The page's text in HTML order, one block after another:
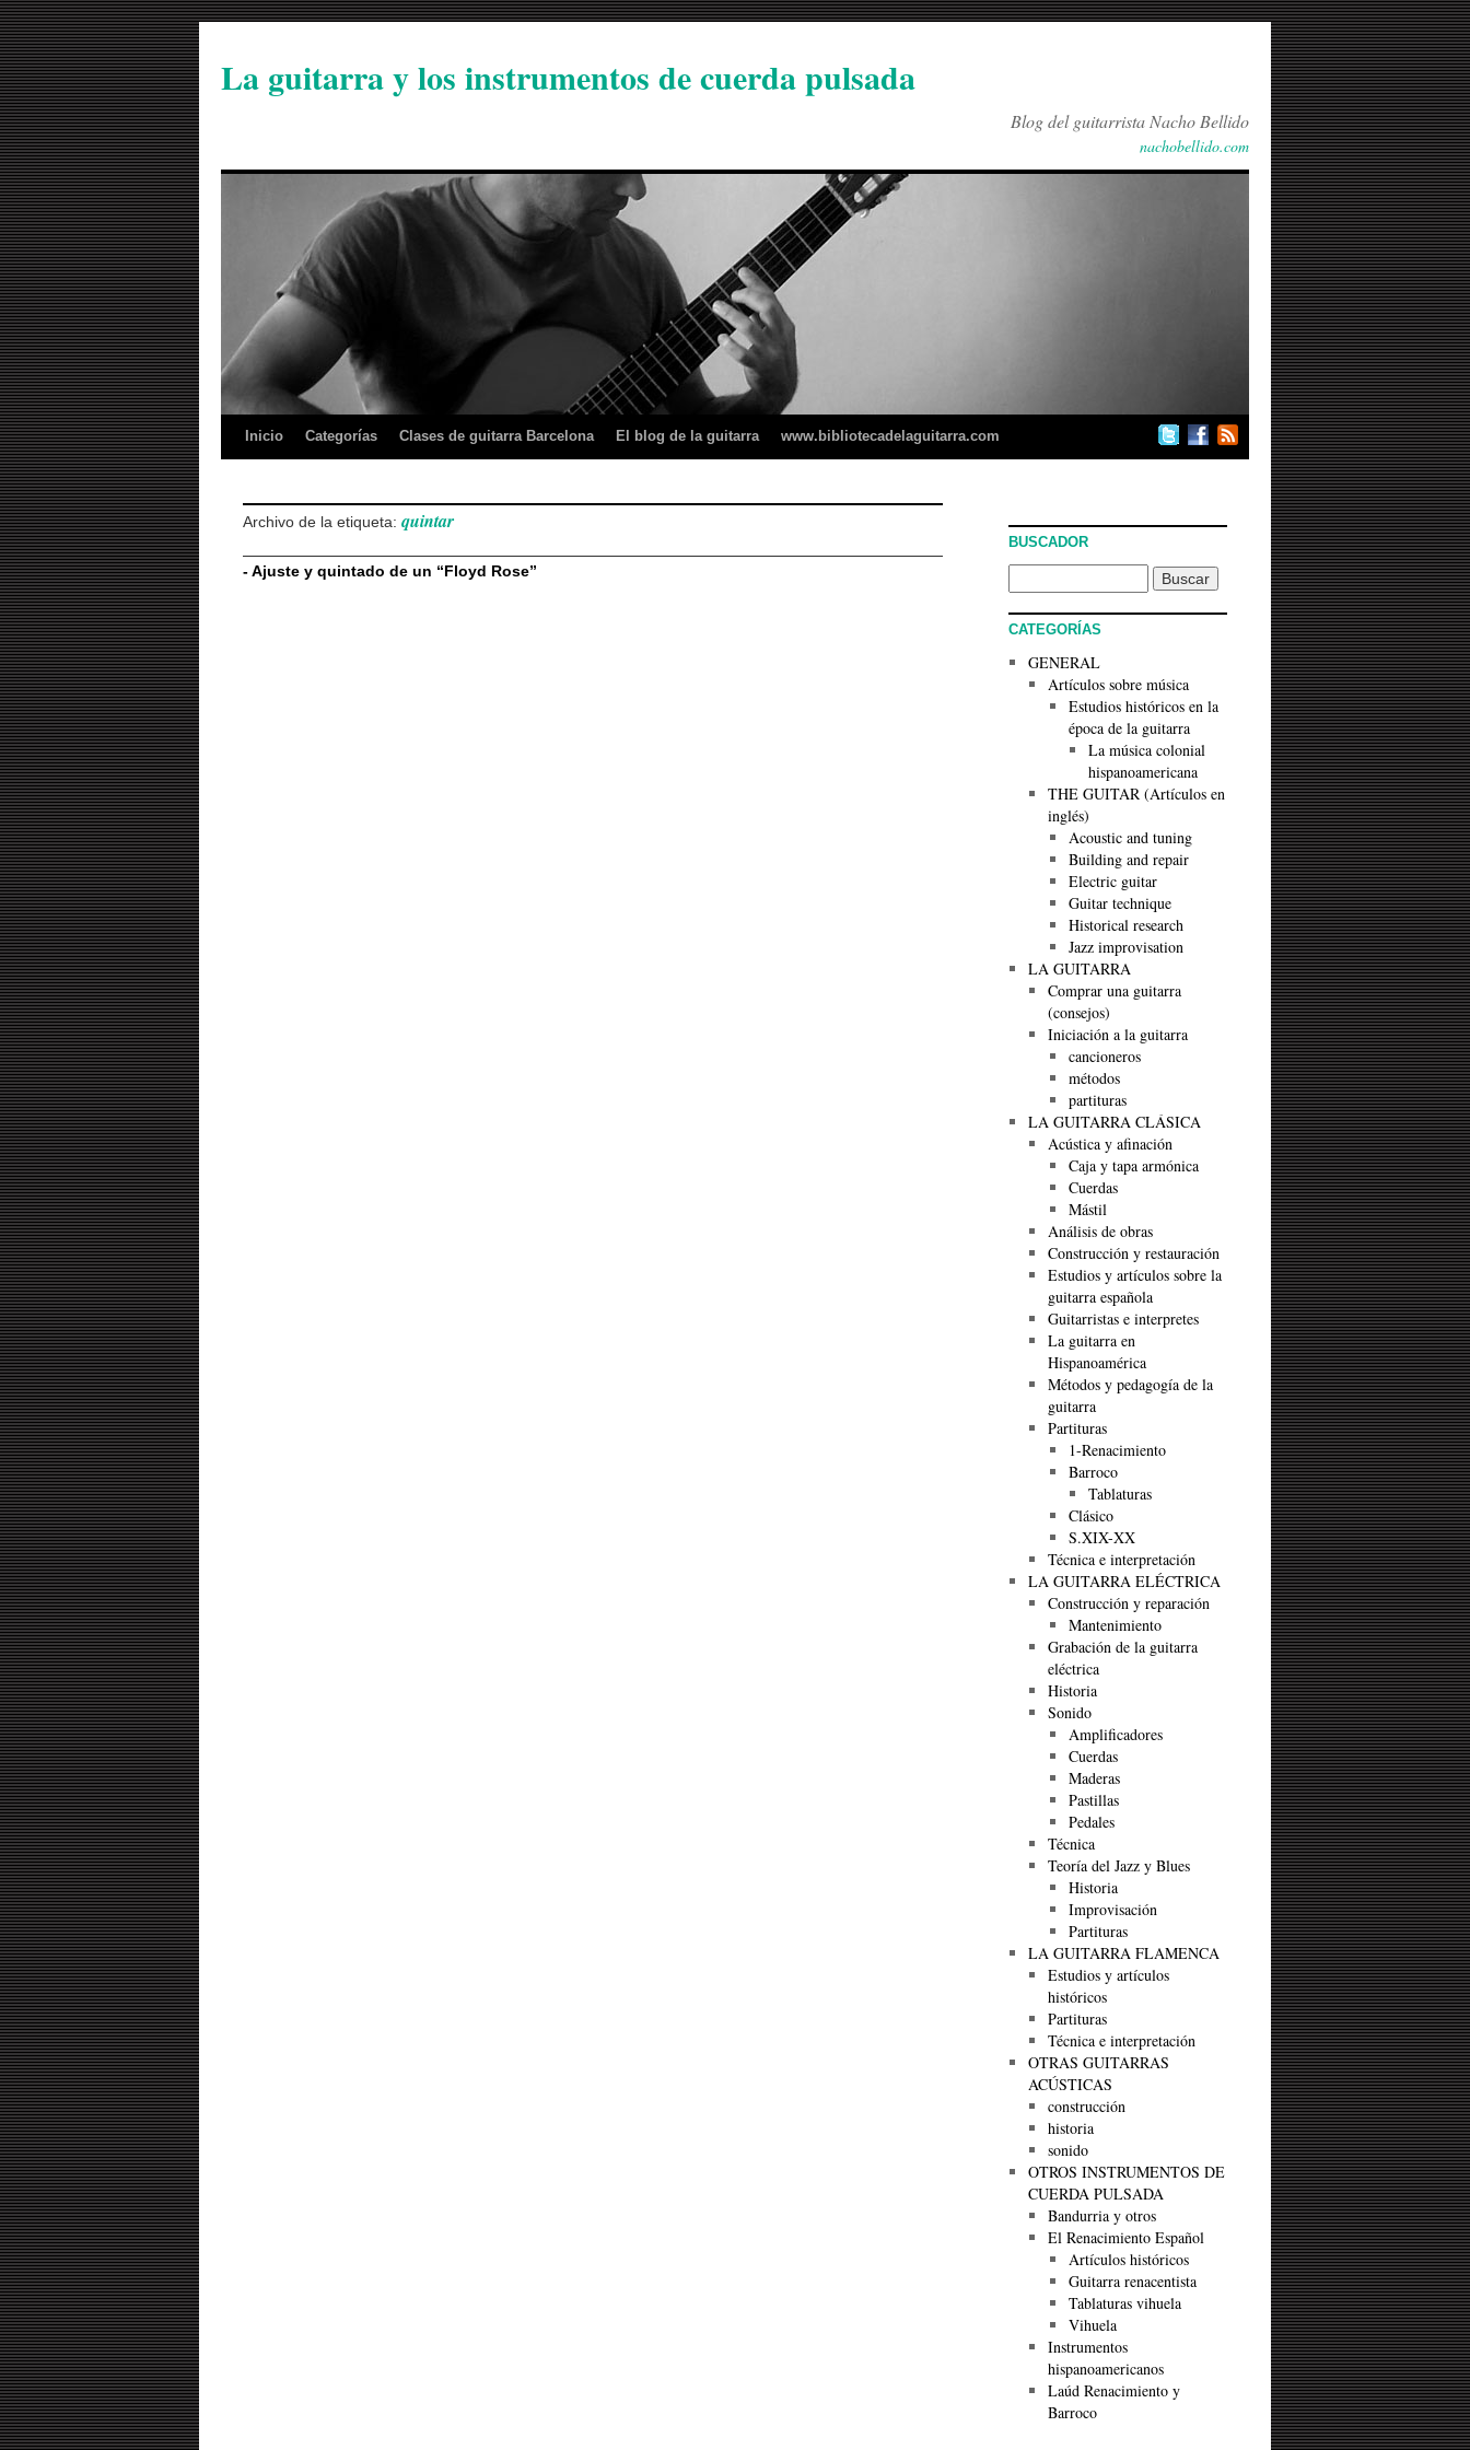
La guitarra y los instrumentos de cuerda pulsada
Blog del guitarrista Nacho Bellido
nachobellido.com
Inicio Categorías Clases de guitarra Barcelona El blog de la guitarra www.bibliotecadelaguitarra.com
Archivo de la etiqueta: quintar
-Ajuste y quintado de un “Floyd Rose”
BUSCADOR
CATEGORÍAS
GENERAL
Artículos sobre música
Estudios históricos en la
época de la guitarra
La música colonial
hispanoamericana
THE GUITAR (Artículos en
inglés)
Acoustic and tuning
Building and repair
Electric guitar
Guitar technique
Historical research
Jazz improvisation
LA GUITARRA
Comprar una guitarra
(consejos)
Iniciación a la guitarra
cancioneros
métodos
partituras
LA GUITARRA CLÁSICA
Acústica y afinación
Caja y tapa armónica
Cuerdas
Mástil
Análisis de obras
Construcción y restauración
Estudios y artículos sobre la
guitarra española
Guitarristas e interpretes
La guitarra en
Hispanoamérica
Métodos y pedagogía de la
guitarra
Partituras
1-Renacimiento
Barroco
Tablaturas
Clásico
S.XIX-XX
Técnica e interpretación
LA GUITARRA ELÉCTRICA
Construcción y reparación
Mantenimiento
Grabación de la guitarra
eléctrica
Historia
Sonido
Amplificadores
Cuerdas
Maderas
Pastillas
Pedales
Técnica
Teoría del Jazz y Blues
Historia
Improvisación
Partituras
LA GUITARRA FLAMENCA
Estudios y artículos
históricos
Partituras
Técnica e interpretación
OTRAS GUITARRAS
ACÚSTICAS
construcción
historia
sonido
OTROS INSTRUMENTOS DE
CUERDA PULSADA
Bandurria y otros
El Renacimiento Español
Artículos históricos
Guitarra renacentista
Tablaturas vihuela
Vihuela
Instrumentos
hispanoamericanos
Laúd Renacimiento y
Barroco